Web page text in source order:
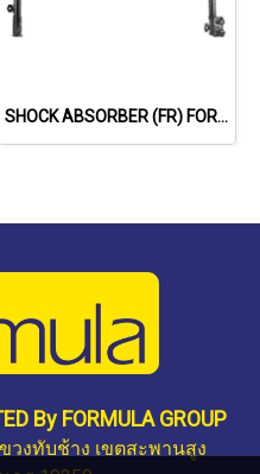
SHOCK ABSORBER (FR) FOR TOYOTA C-HR/ COROLLA CROSS '17
By FORMULA GROUP
วงทับช้าง เขตสะพานสูง